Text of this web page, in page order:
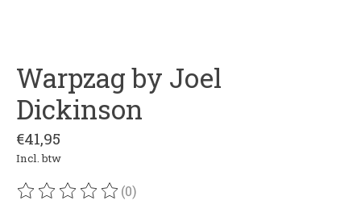
Warpzag by Joel
Dickinson
€41,95
Incl. btw
De beoordeling van dit product is
(0)